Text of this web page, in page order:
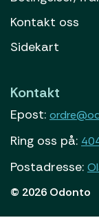
Kontakt oss
Sidekart
Kontakt
Epost:
Ring oss på:
Postadresse:
© 2026 Odonto